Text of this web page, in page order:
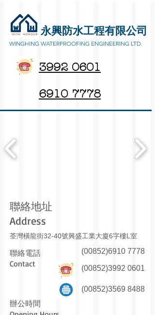
永興防水工程有限公司
WINGHING WATERPROOFING ENGINEERING LTD.
3992 0601
6910 7778
聯絡地址
Address
荃灣橫龍街32-40號興盛工業大廈6字樓L室
聯絡電話
Contact
(00852)3992 0601
(00852)6910 7778
(00852)3569 8488
辦公時間